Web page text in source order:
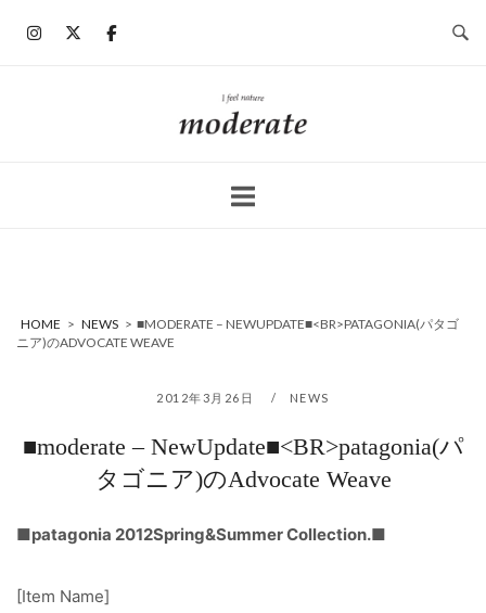
ホ
ー
HOME > NEWS > ■MODERATE – NEWUPDATE■<BR>PATAGONIA(パタゴ
ニア)のADVOCATE WEAVE
2012年3月26日 NEWS
■moderate – NewUpdate■<BR>patagonia(パ
タゴニア)のAdvocate Weave
■patagonia 2012Spring&Summer Collection.■
[Item Name]